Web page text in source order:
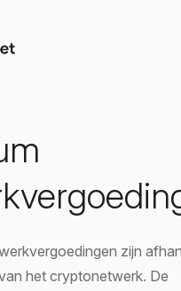
zijn
het cryptonetwerk. De